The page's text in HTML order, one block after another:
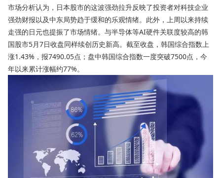
市场分析认为，日本股市的这波强劲拉升反映了投资者对科技企业
强劲财报以及中东局势趋于缓和的乐观情绪。此外，上周以来持续
走强的日元也提振了市场情绪。与半导体等AI硬件关联度较高的韩
国股市5月7日收盘同样续创历史新高。截至收盘，韩国综合指数上
涨1.43%，报7490.05点；盘中韩国综合指数一度突破7500点，今
年以来累计涨幅约77%。